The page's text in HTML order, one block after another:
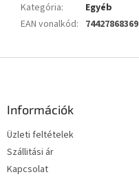
Kategória:
Egyéb
EAN vonalkód: 74427868369
Információk
Üzleti feltételek
Szállitási ár
Kapcsolat